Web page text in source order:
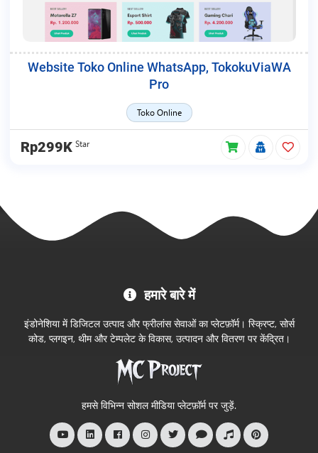
Website Toko Online WhatsApp, TokokuViaWA
Pro
Toko Online
Rp299K Star
आधिकारिक
हमारे बारे में
इंडोनेशिया में डिजिटल उत्पाद और फ्रीलांस सेवाओं का प्लेटफ़ॉर्म। स्क्रिप्ट, सोर्स
कोड, प्लगइन, थीम और टेम्पलेट के विकास, उत्पादन और वितरण पर केंद्रित।
हमसे विभिन्न सोशल मीडिया प्लेटफ़ॉर्म पर जुड़ें.